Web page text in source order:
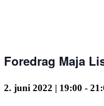
Foredrag Maja
2. juni 2022 | 19:00 -